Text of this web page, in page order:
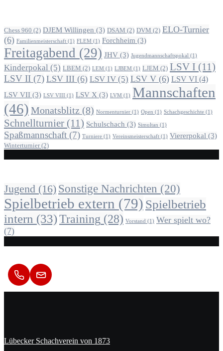
Chess 960 (2) DJEM Willingen (3) DSAM (2) DVM (2) ELO-Turnier
(6) Familienmeisterschaft (1) FLEM (1) Forchheim (3)
Freitagabend (29) JHV (3) Jugendmannschaftspokal (1)
Kinderpokal (5) LBEM (2) LEM (1) LJBEM (1) LJEM (2) LSV I (11)
LSV II (7) LSV III (6) LSV IV (5) LSV V (6) LSV VI (4)
LSV VII (3) LSV VIII (1) LSV X (3) LVM (1) Mannschaften
(46) Monatsblitz (8) Normenturnier (1) Open (1) Schachgeschichte (1)
Schnellturnier (11) Schulschach (3) Simultan (1)
Spaßmannschaft (7) Turniere (1) Vereinsmeisterschaft (1) Viererpokal (3)
Winterturnier(2)
Jugend (16) Sonstige Nachrichten (20)
Spielbetrieb extern (79) Spielbetrieb
intern (33)Training (28) Vorstand (1) Wer spielt wo?
(7)
Lübecker Schachverein von 1873